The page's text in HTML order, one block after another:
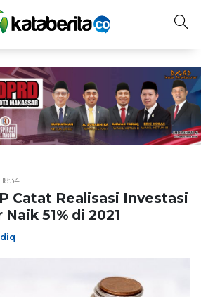
Catat Realisasi Investasi
51% di 2021